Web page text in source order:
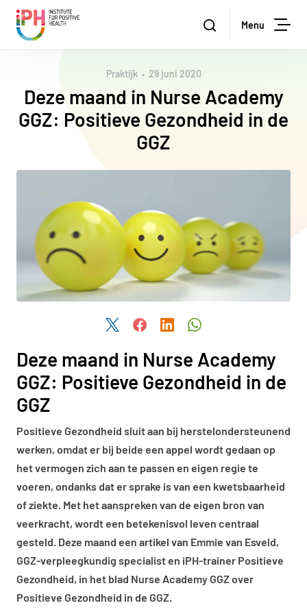
Institute for Positive Health Zoeken
Menu
Praktijk 29 juni 2020
Deze maand in Nurse Academy
GGZ: Positieve Gezondheid in de
GGZ
Deel dit artikel via Twitter
Deel dit artikel via Facebook
Deel dit artikel via LinkedIn
Deze maand in Nurse Academy
GGZ: Positieve Gezondheid in de
GGZ
Positieve Gezondheid sluit aan bij herstelondersteunend
werken, omdat er bij beide een appel wordt gedaan op
het vermogen zich aan te passen en eigen regie te
voeren, ondanks dat er sprake is van een kwetsbaarheid
of ziekte. Met het aanspreken van de eigen bron van
veerkracht, wordt een betekenisvol leven centraal
gesteld. Deze maand een artikel van Emmie van Esveld,
GGZ-verpleegkundig specialist en iPH-trainer Positieve
Gezondheid, in het blad Nurse Academy GGZ over
Positieve Gezondheid in de GGZ.